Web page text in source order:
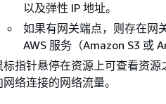
以及弹性 IP 地址。
如果有网关端点，则存在网
AWS 服务（Amazon S3 或
标指针悬停在资源上可查看资
络连接的网络流量。